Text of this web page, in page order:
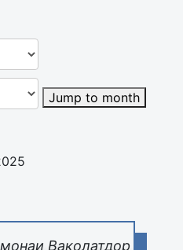
Ваколатдор
Jump to month